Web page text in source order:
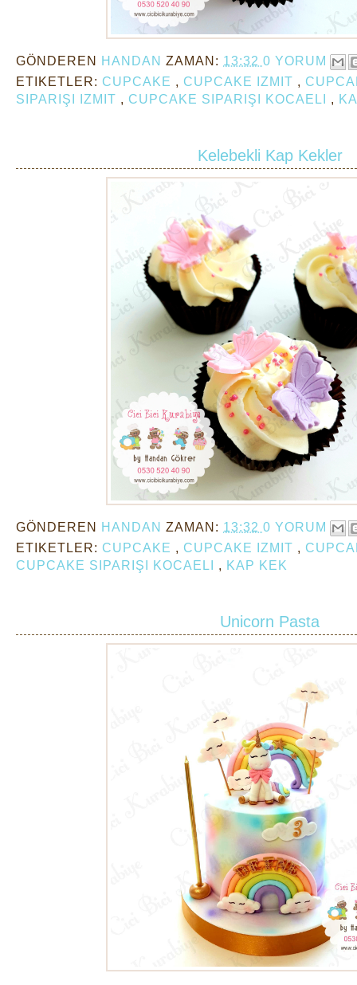
GÖNDEREN HANDAN ZAMAN: 13:32 0 YORUM
ETIKETLER: CUPCAKE , CUPCAKE IZMIT ,
SIPARIŞI IZMIT , CUPCAKE SIPARIŞI KOCAELI ,
Kelebekli Kap Kekler
GÖNDEREN HANDAN ZAMAN: 13:32 0 YORUM
ETIKETLER: CUPCAKE , CUPCAKE IZMIT ,
CUPCAKE SIPARIŞI KOCAELI , KAP KEK
Unicorn Pasta